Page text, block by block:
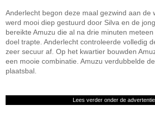
Anderlecht begon deze maal gezwind aan de
werd mooi diep gestuurd door Silva en de
bereikte Amuzu die al na drie minuten
doel trapte. Anderlecht controleerde volledig
zeer secuur af. Op het kwartier bouwden
een mooie combinatie. Amuzu verdubbelde
plaatsbal.
Lees verder onder de advertentie